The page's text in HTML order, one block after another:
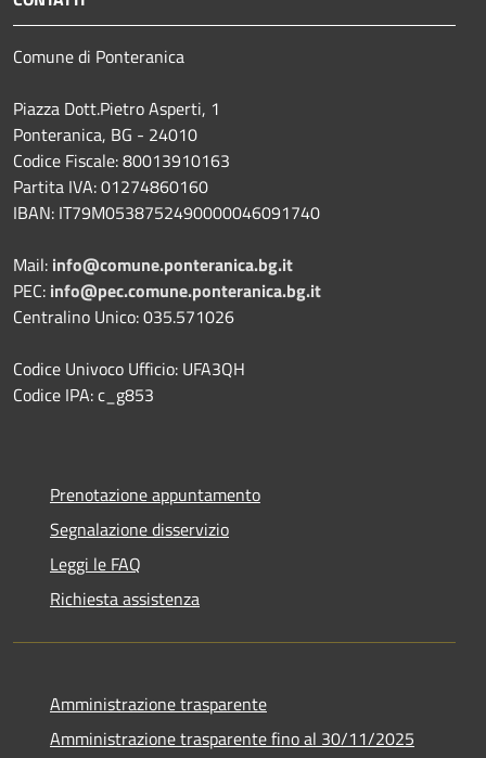
Comune di Ponteranica
Piazza Dott.Pietro Asperti, 1
Ponteranica, BG - 24010
Codice Fiscale: 80013910163
Partita IVA: 01274860160
IBAN: IT79M0538752490000046091740
Mail: info@comune.ponteranica.bg.it
PEC: info@pec.comune.ponteranica.bg.it
Centralino Unico: 035.571026
Codice Univoco Ufficio: UFA3QH
Codice IPA: c_g853
Prenotazione appuntamento
Segnalazione disservizio
Leggi le FAQ
Richiesta assistenza
Amministrazione trasparente
Amministrazione trasparente fino al 30/11/2025